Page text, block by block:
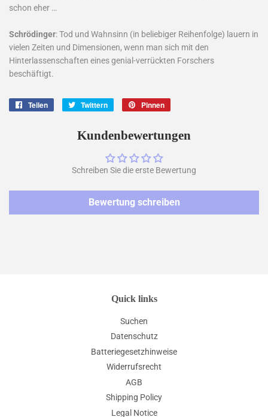
schon eher …
Schrödinger: Tod und Wahnsinn (in beliebiger Reihenfolge) lauern in
vielen Zeiten und Dimensionen, wenn man sich mit den
Hinterlassenschaften eines genial-verrückten Forschers
beschäftigt.
Teilen Twittern
twittern
Pinnen
pinnen
Kundenbewertungen
Schreiben Sie die erste Bewertung
Bewertung schreiben
Quick links
Suchen
Datenschutz
Batteriegesetzhinweise
Widerrufsrecht
AGB
Shipping Policy
Legal Notice